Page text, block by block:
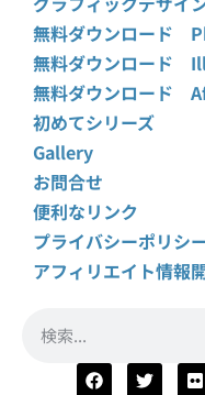
無料ダウンロード
無料ダウンロード
無料ダウンロード
初めてシリーズ
Gallery
お問合せ
便利なリンク
プライバシーポリシ
アフィリエイト情報